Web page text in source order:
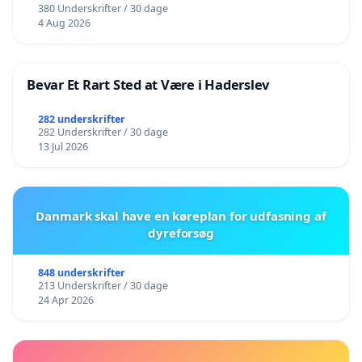
380 Underskrifter / 30 dage
4 Aug 2026
Bevar Et Rart Sted at Være i Haderslev
282 underskrifter
282 Underskrifter / 30 dage
13 Jul 2026
Danmark skal have en køreplan for udfasning af
dyreforsøg
848 underskrifter
213 Underskrifter / 30 dage
24 Apr 2026